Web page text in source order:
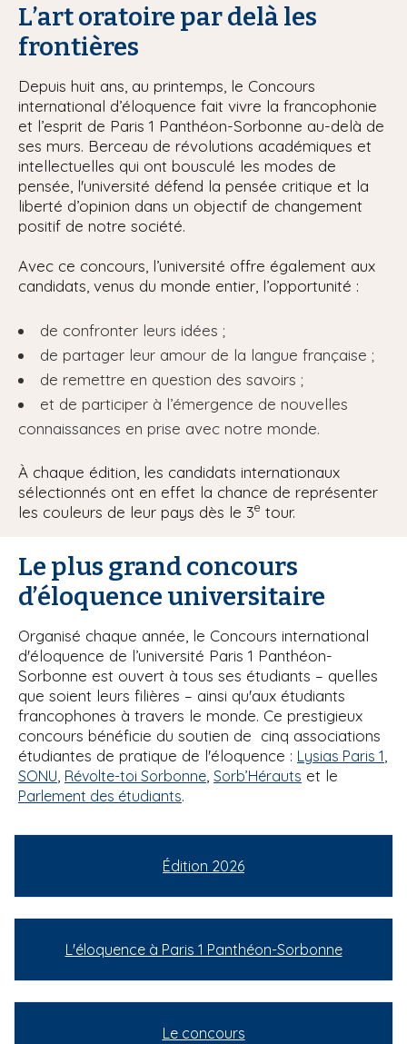
L’art oratoire par delà les
frontières
Depuis huit ans, au printemps, le Concours
international d’éloquence fait vivre la francophonie
et l’esprit de Paris 1 Panthéon-Sorbonne au-delà de
ses murs. Berceau de révolutions académiques et
intellectuelles qui ont bousculé les modes de
pensée, l'université défend la pensée critique et la
liberté d’opinion dans un objectif de changement
positif de notre société.
Avec ce concours, l’université offre également aux
candidats, venus du monde entier, l’opportunité :
de confronter leurs idées ;
de partager leur amour de la langue française ;
de remettre en question des savoirs ;
et de participer à l’émergence de nouvelles
connaissances en prise avec notre monde.
À chaque édition, les candidats internationaux
sélectionnés ont en effet la chance de représenter
les couleurs de leur pays dès le 3e tour.
Le plus grand concours
d’éloquence universitaire
Organisé chaque année, le Concours international
d'éloquence de l’université Paris 1 Panthéon-
Sorbonne est ouvert à tous ses étudiants – quelles
que soient leurs filières – ainsi qu'aux étudiants
francophones à travers le monde. Ce prestigieux
concours bénéficie du soutien de cinq associations
étudiantes de pratique de l'éloquence : Lysias Paris 1
SONU Révolte-toi Sorbonne Sorb’Hérauts et le
Parlement des étudiants.
Édition 2026
L'éloquence à Paris 1 Panthéon-Sorbonne
Le concours